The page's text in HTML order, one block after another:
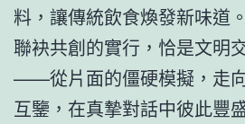
料，讓傳統飲食煥發新味道
聯袂共創的實行，恰是文明
——從片面的僵硬模擬，走
互鑒，在真摯對話中彼此豐